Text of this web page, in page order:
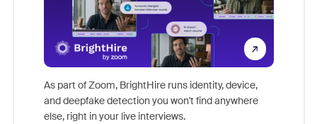
As part of Zoom, BrightHire runs identity, device,
and deepfake detection you won't find anywhere
else, right in your live interviews.